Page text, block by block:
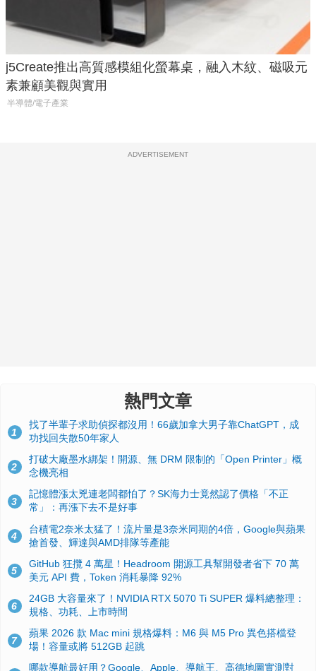
j5Create推出高質感模組化螢幕桌，融入木紋、磁吸元
素兼顧美觀與實用
半導體/電子產業
ADVERTISEMENT
熱門文章
1
找了半輩子求助偵探都沒用！66歲加拿大男子靠ChatGPT，成
功找回失散50年家人
2
打破大廠墨水綁架！開源、無 DRM 限制的「Open Printer」概
念機亮相
3
記憶體漲太兇連老闆都怕了？SK海力士竟然認了價格「不正
常」：再漲下去不是好事
4
台積電2奈米太猛了！流片量是3奈米同期的4倍，Google與蘋果
搶首發、輝達與AMD排隊等產能
5
GitHub 狂攬 4 萬星！Headroom 開源工具幫開發者省下 70 萬
美元 API 費，Token 消耗暴降 92%
6
24GB 大容量來了！NVIDIA RTX 5070 Ti SUPER 爆料總整理：
規格、功耗、上市時間
7
蘋果 2026 款 Mac mini 規格爆料：M6 與 M5 Pro 異色搭檔登
場！容量或將 512GB 起跳
哪款導航最好用？Google、Apple、導航王、高德地圖實測對